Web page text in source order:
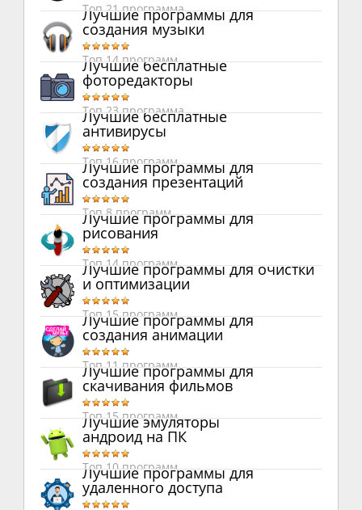
Топ 21 программа
Лучшие программы для
создания музыки
Топ 14 программ
Лучшие бесплатные
фоторедакторы
Топ 23 программа
Лучшие бесплатные
антивирусы
Топ 16 программ
Лучшие программы для
создания презентаций
Топ 8 программ
Лучшие программы для
рисования
Топ 14 программ
Лучшие программы для очистки
и оптимизации
Топ 15 программ
Лучшие программы для
создания анимации
Топ 11 программ
Лучшие программы для
скачивания фильмов
Топ 15 программ
Лучшие эмуляторы
андроид на ПК
Топ 10 программ
Лучшие программы для
удаленного доступа